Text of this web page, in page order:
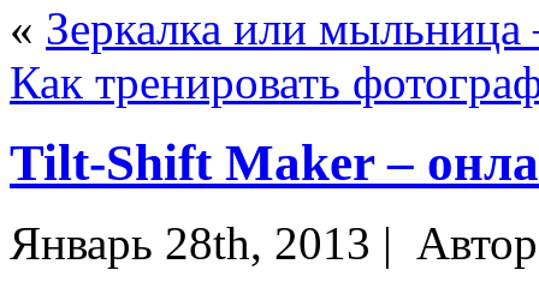
« Зеркалка или
Как тренировать
Tilt-Shift Maker –
Январь 28th, 2013 |